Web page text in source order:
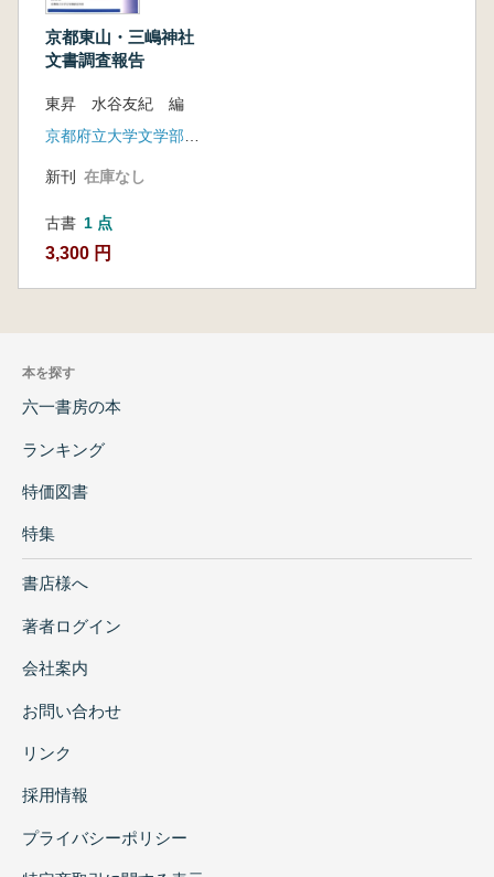
京都東山・三嶋神社
文書調査報告
東昇 水谷友紀 編
新刊 在庫なし
古書 1 点
3,300 円
本を探す
六一書房の本
ランキング
特価図書
特集
書店様へ
著者ログイン
会社案内
お問い合わせ
リンク
採用情報
プライバシーポリシー